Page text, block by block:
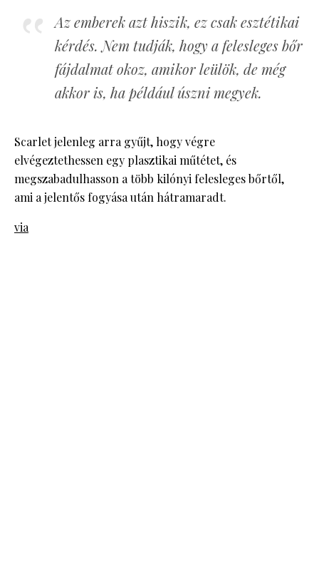
Az emberek azt hiszik, ez csak esztétikai
kérdés. Nem tudják, hogy a felesleges bőr
fájdalmat okoz, amikor leülök, de még
akkor is, ha például úszni megyek.
Scarlet jelenleg arra gyűjt, hogy végre
elvégeztethessen egy plasztikai műtétet, és
megszabadulhasson a több kilónyi felesleges bőrtől,
ami a jelentős fogyása után hátramaradt.
via